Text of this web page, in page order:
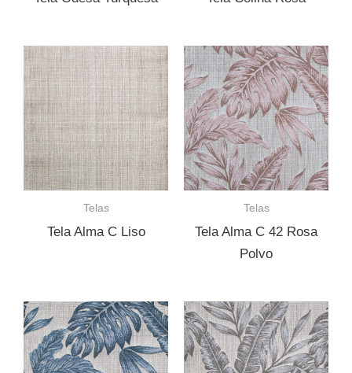
Telas
Tela Alma C Liso
Telas
Tela Alma C 42 Rosa
Polvo